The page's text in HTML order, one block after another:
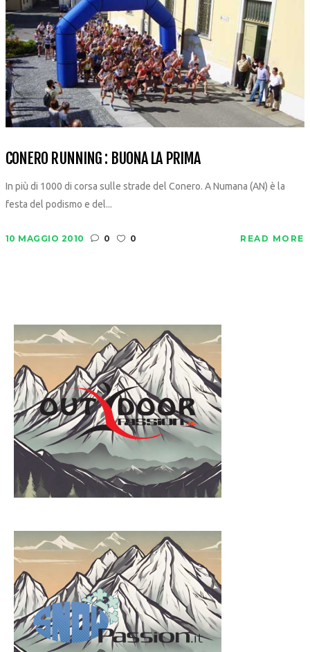
CONERO RUNNING : BUONA LA PRIMA
In più di 1000 di corsa sulle strade del Conero. A Numana (AN) è la
festa del podismo e del...
10 MAGGIO 2010 0 0 READ MORE